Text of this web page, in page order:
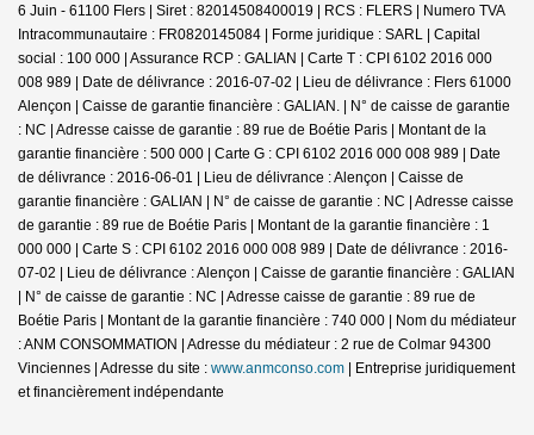
6 Juin - 61100 Flers | Siret : 82014508400019 | RCS : FLERS | Numero TVA
Intracommunautaire : FR0820145084 | Forme juridique : SARL | Capital
social : 100 000 | Assurance RCP : GALIAN | Carte T : CPI 6102 2016 000
008 989 | Date de délivrance : 2016-07-02 | Lieu de délivrance : Flers 61000
Alençon | Caisse de garantie financière : GALIAN. | N° de caisse de garantie
: NC | Adresse caisse de garantie : 89 rue de Boétie Paris | Montant de la
garantie financière : 500 000 | Carte G : CPI 6102 2016 000 008 989 | Date
de délivrance : 2016-06-01 | Lieu de délivrance : Alençon | Caisse de
garantie financière : GALIAN | N° de caisse de garantie : NC | Adresse caisse
de garantie : 89 rue de Boétie Paris | Montant de la garantie financière : 1
000 000 | Carte S : CPI 6102 2016 000 008 989 | Date de délivrance : 2016-
07-02 | Lieu de délivrance : Alençon | Caisse de garantie financière : GALIAN
| N° de caisse de garantie : NC | Adresse caisse de garantie : 89 rue de
Boétie Paris | Montant de la garantie financière : 740 000 | Nom du médiateur
: ANM CONSOMMATION | Adresse du médiateur : 2 rue de Colmar 94300
Vinciennes | Adresse du site : www.anmconso.com | Entreprise juridiquement
et financièrement indépendante